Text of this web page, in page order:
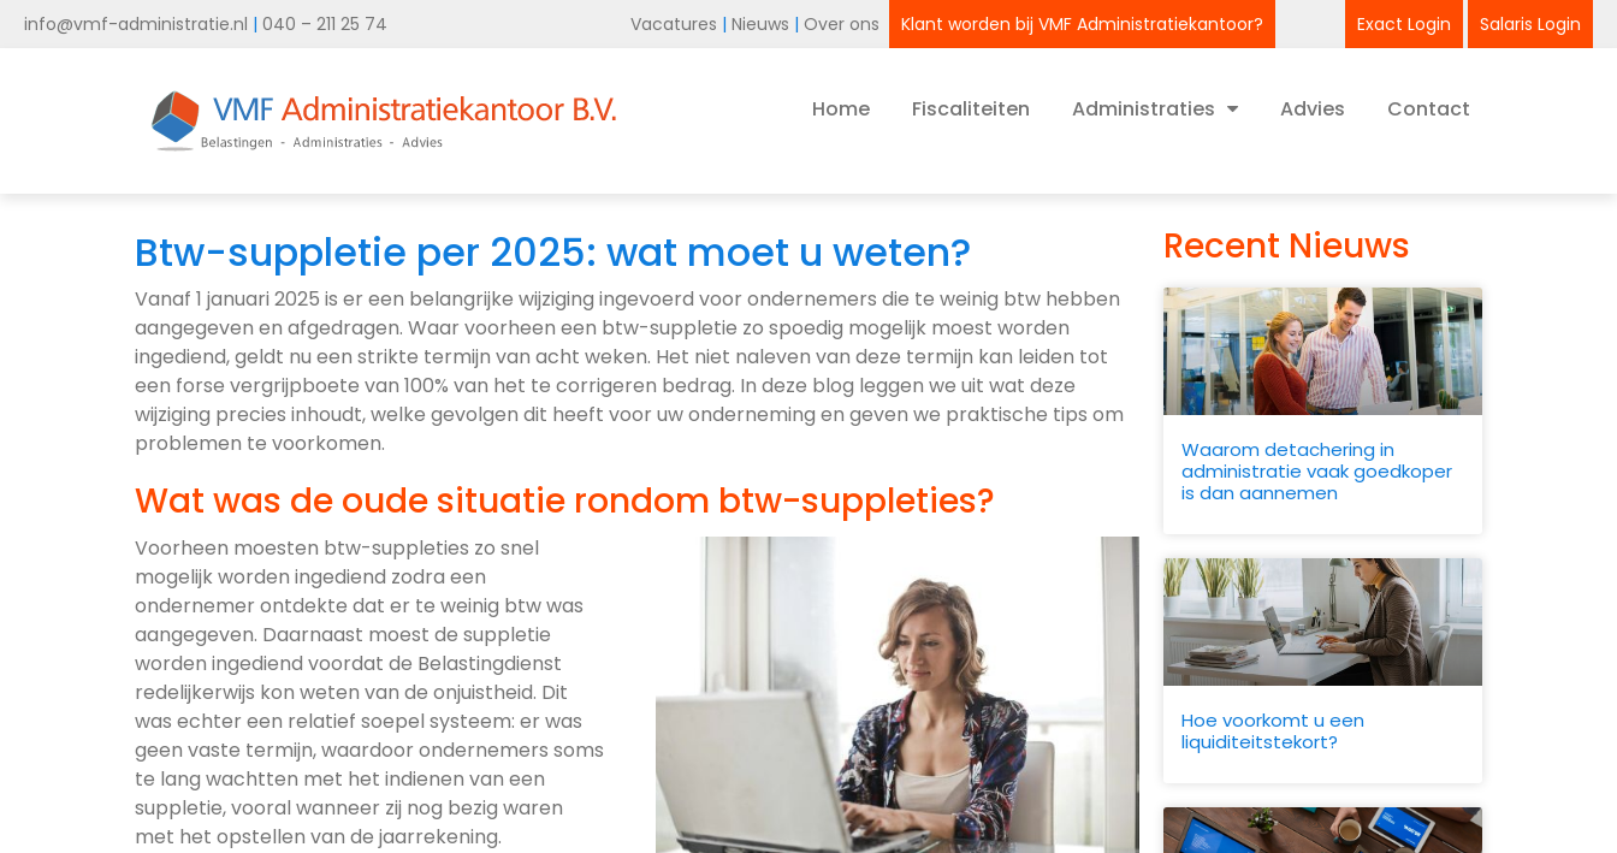
info@vmf-administratie.nl | 040 – 211 25 74 Vacatures | Nieuws | Over ons Klant worden bij VMF Administratiekantoor? Exact Login Salaris Login
Home Fiscaliteiten Administraties Advies Contact
Btw-suppletie per 2025: wat moet u weten?
Vanaf 1 januari 2025 is er een belangrijke wijziging ingevoerd voor ondernemers die te weinig btw hebben
aangegeven en afgedragen. Waar voorheen een btw-suppletie zo spoedig mogelijk moest worden
ingediend, geldt nu een strikte termijn van acht weken. Het niet naleven van deze termijn kan leiden tot
een forse vergrijpboete van 100% van het te corrigeren bedrag. In deze blog leggen we uit wat deze
wijziging precies inhoudt, welke gevolgen dit heeft voor uw onderneming en geven we praktische tips om
problemen te voorkomen.
Wat was de oude situatie rondom btw-suppleties?
Voorheen moesten btw-suppleties zo snel
mogelijk worden ingediend zodra een
ondernemer ontdekte dat er te weinig btw was
aangegeven. Daarnaast moest de suppletie
worden ingediend voordat de Belastingdienst
redelijkerwijs kon weten van de onjuistheid. Dit
was echter een relatief soepel systeem: er was
geen vaste termijn, waardoor ondernemers soms
te lang wachtten met het indienen van een
suppletie, vooral wanneer zij nog bezig waren
met het opstellen van de jaarrekening.
Recent Nieuws
Waarom detachering in
administratie vaak goedkoper
is dan aannemen
Hoe voorkomt u een
liquiditeitstekort?